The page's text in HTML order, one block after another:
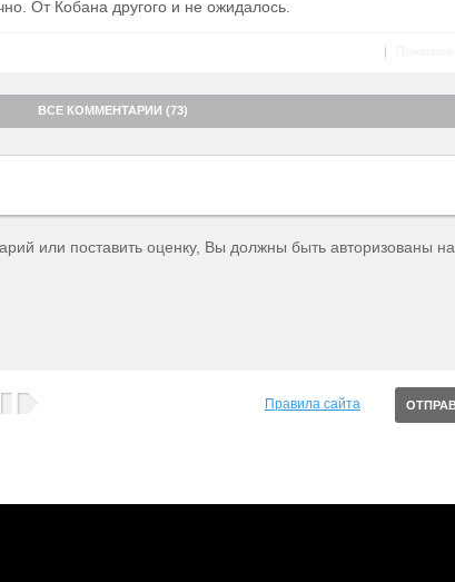
От Кобана другого и не ожидалось.
|
ВСЕ КОММЕНТАРИИ (73)
или поставить оценку, Вы должны быть авторизованы на
Правила сайта